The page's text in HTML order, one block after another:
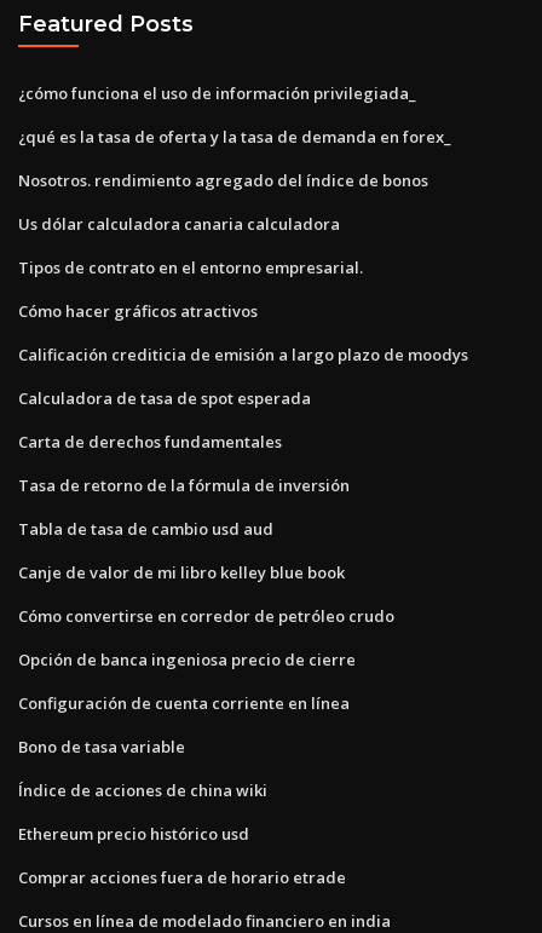
Featured Posts
¿cómo funciona el uso de información privilegiada_
¿qué es la tasa de oferta y la tasa de demanda en forex_
Nosotros. rendimiento agregado del índice de bonos
Us dólar calculadora canaria calculadora
Tipos de contrato en el entorno empresarial.
Cómo hacer gráficos atractivos
Calificación crediticia de emisión a largo plazo de moodys
Calculadora de tasa de spot esperada
Carta de derechos fundamentales
Tasa de retorno de la fórmula de inversión
Tabla de tasa de cambio usd aud
Canje de valor de mi libro kelley blue book
Cómo convertirse en corredor de petróleo crudo
Opción de banca ingeniosa precio de cierre
Configuración de cuenta corriente en línea
Bono de tasa variable
Índice de acciones de china wiki
Ethereum precio histórico usd
Comprar acciones fuera de horario etrade
Cursos en línea de modelado financiero en india